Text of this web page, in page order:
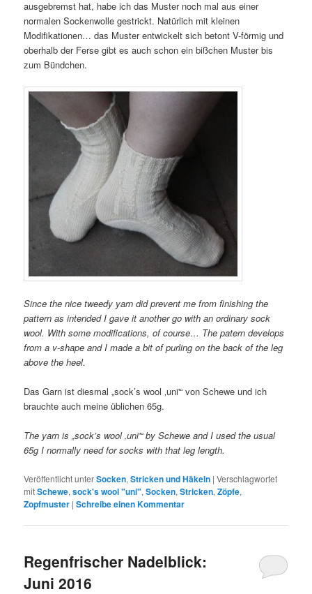
ausgebremst hat, habe ich das Muster noch mal aus einer
normalen Sockenwolle gestrickt. Natürlich mit kleinen
Modifikationen… das Muster entwickelt sich betont V-förmig und
oberhalb der Ferse gibt es auch schon ein bißchen Muster bis
zum Bündchen.
Since the nice tweedy yarn did prevent me from finishing the
pattern as intended I gave it another go with an ordinary sock
wool. With some modifications, of course… The patern develops
from a v-shape and I made a bit of purling on the back of the leg
above the heel.
Das Garn ist diesmal „sock’s wool ‚uni'“ von Schewe und ich
brauchte auch meine üblichen 65g.
The yarn is „sock’s wool ‚uni'“ by Schewe and I used the usual
65g I normally need for socks with that leg length.
Veröffentlicht unterSocken,Stricken und Häkeln |Verschlagwortet
mitSchewe,sock's wool "uni",Socken,Stricken,Zöpfe,
Zopfmuster |Schreibe einen Kommentar
Regenfrischer Nadelblick:
Juni 2016